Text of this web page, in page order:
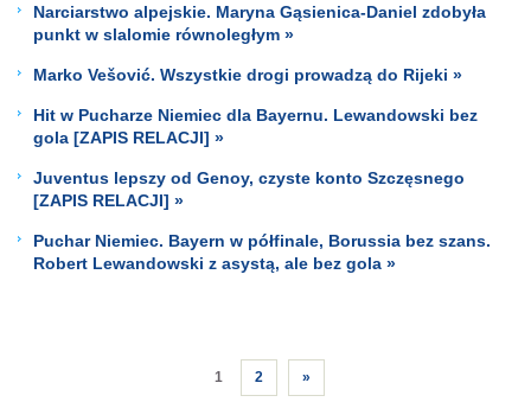
Narciarstwo alpejskie. Maryna Gąsienica-Daniel zdobyła
punkt w slalomie równoległym »
Marko Vešović. Wszystkie drogi prowadzą do Rijeki »
Hit w Pucharze Niemiec dla Bayernu. Lewandowski bez
gola [ZAPIS RELACJI] »
Juventus lepszy od Genoy, czyste konto Szczęsnego
[ZAPIS RELACJI] »
Puchar Niemiec. Bayern w półfinale, Borussia bez szans.
Robert Lewandowski z asystą, ale bez gola »
1 2 »